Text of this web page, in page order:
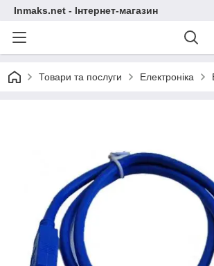
Inmaks.net - Інтернет-магазин
Товари та послуги Електроніка